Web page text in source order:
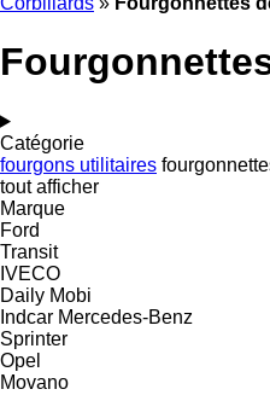
Catégorie
fourgons utilitaires
tout afficher
Marque
Ford
Transit
IVECO
Daily Mobi
Indcar Mercedes-Benz
Sprinter
Opel
Movano